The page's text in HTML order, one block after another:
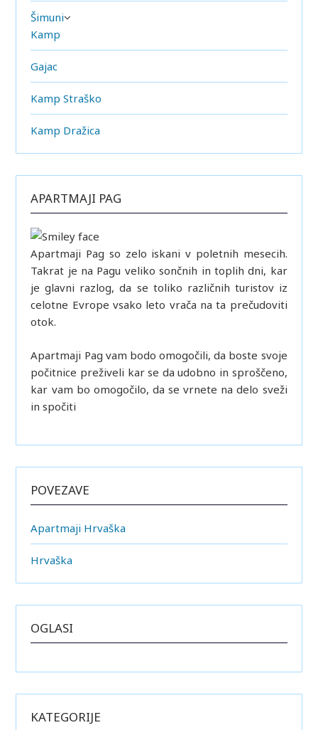
Šimuni
Kamp
Gajac
Kamp Straško
Kamp Dražica
APARTMAJI PAG
Apartmaji Pag so zelo iskani v poletnih mesecih.
Takrat je na Pagu veliko sončnih in toplih dni, kar
je glavni razlog, da se toliko različnih turistov iz
celotne Evrope vsako leto vrača na ta prečudoviti
otok.
Apartmaji Pag vam bodo omogočili, da boste svoje
počitnice preživeli kar se da udobno in sproščeno,
kar vam bo omogočilo, da se vrnete na delo sveži
in spočiti
POVEZAVE
Apartmaji Hrvaška
Hrvaška
OGLASI
KATEGORIJE